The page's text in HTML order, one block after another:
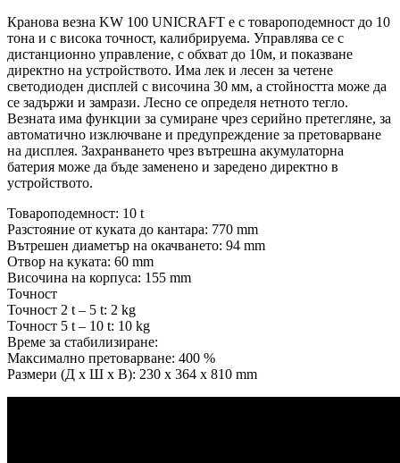
Кранова везна KW 100 UNICRAFT е с товароподемност до 10
тона и с висока точност, калибрируема. Управлява се с
дистанционно управление, с обхват до 10м, и показване
директно на устройството. Има лек и лесен за четене
светодиоден дисплей с височина 30 мм, а стойността може да
се задържи и замрази. Лесно се определя нетното тегло.
Везната има функции за сумиране чрез серийно претегляне, за
автоматично изключване и предупреждение за претоварване
на дисплея. Захранването чрез вътрешна акумулаторна
батерия може да бъде заменено и заредено директно в
устройството.
Товароподемност: 10 t
Разстояние от куката до кантара: 770 mm
Вътрешен диаметър на окачването: 94 mm
Отвор на куката: 60 mm
Височина на корпуса: 155 mm
Точност
Точност 2 t – 5 t: 2 kg
Точност 5 t – 10 t: 10 kg
Време за стабилизиране:
Максимално претоварване: 400 %
Размери (Д х Ш х В): 230 x 364 x 810 mm